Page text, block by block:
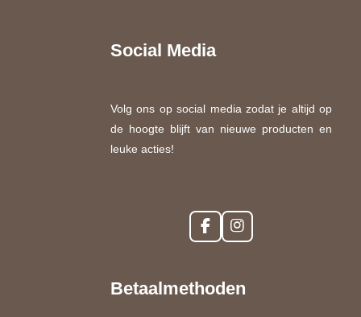
Social Media
Volg ons op social media zodat je altijd op
de hoogte blijft van nieuwe producten en
leuke acties!
F
a
b
I
n
a
Betaalmethoden